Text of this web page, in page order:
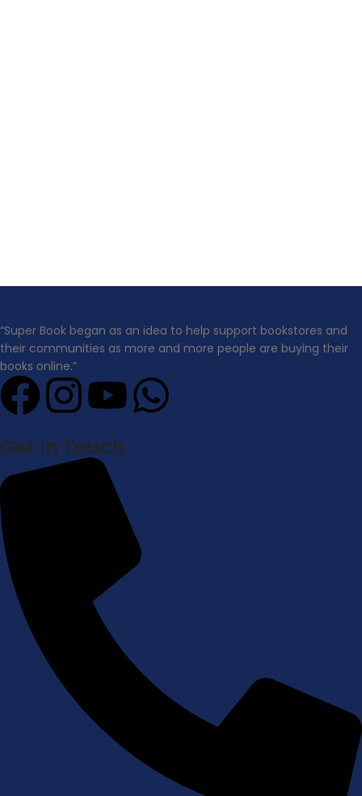
“Super Book began as an idea to help support bookstores and
their communities as more and more people are buying their
books online.”
Get In Touch